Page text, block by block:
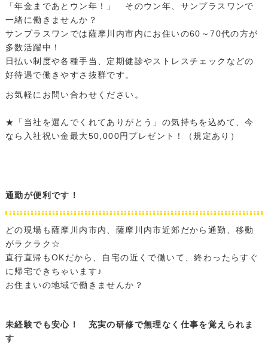
「年金まであとウン年！」 そのウン年、サンプラスワンで
一緒に働きませんか？
サンプラスワンでは薩摩川内市内にお住いの60～70代の方が
多数活躍中！
日払い制度や各種手当、定期健診やストレスチェックなどの
好待遇で働きやすさ抜群です。
お気軽にお問い合わせください。
★「当社を選んでくれてありがとう」の気持ちを込めて、今
なら入社祝い金最大50,000円プレゼント！（規定あり）
通勤が便利です！
どの現場も薩摩川内市内、薩摩川内市近郊だから通勤、移動
がラクラク☆
直行直帰もOKだから、自宅の近くで働いて、終わったらすぐ
に帰宅できちゃいます♪
お住まいの地域で働きませんか？
未経験でも安心！ 充実の研修で無理なく仕事を覚えられま
す